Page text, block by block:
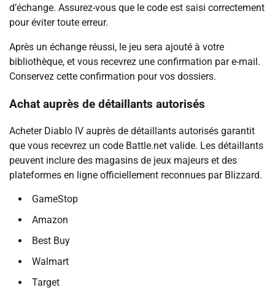
d’échange. Assurez-vous que le code est saisi correctement
pour éviter toute erreur.
Après un échange réussi, le jeu sera ajouté à votre
bibliothèque, et vous recevrez une confirmation par e-mail.
Conservez cette confirmation pour vos dossiers.
Achat auprès de détaillants autorisés
Acheter Diablo IV auprès de détaillants autorisés garantit
que vous recevrez un code Battle.net valide. Les détaillants
peuvent inclure des magasins de jeux majeurs et des
plateformes en ligne officiellement reconnues par Blizzard.
GameStop
Amazon
Best Buy
Walmart
Target